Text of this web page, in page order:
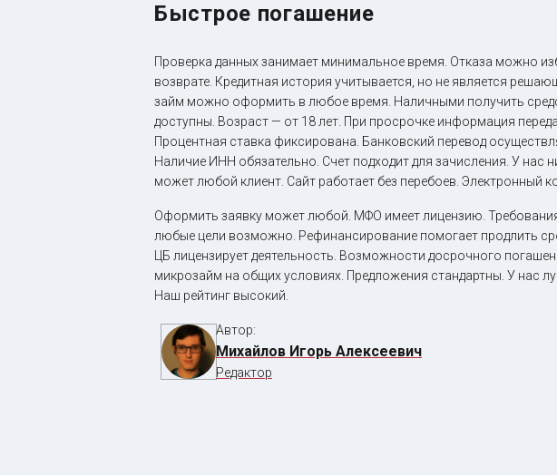
Быстрое погашение
Проверка данных занимает минимальное время. Отказа можно
возврате. Кредитная история учитывается, но не является
займ можно оформить в любое время. Наличными получить
доступны. Возраст — от 18 лет. При просрочке информация
Процентная ставка фиксирована. Банковский перевод
Наличие ИНН обязательно. Счет подходит для зачисления. У нас
может любой клиент. Сайт работает без перебоев. Электронный
Оформить заявку может любой. МФО имеет лицензию.
любые цели возможно. Рефинансирование помогает продлить
ЦБ лицензирует деятельность. Возможности досрочного
микрозайм на общих условиях. Предложения стандартны. У нас
Наш рейтинг высокий.
Автор:
Михайлов Игорь Алексеевич
Редактор